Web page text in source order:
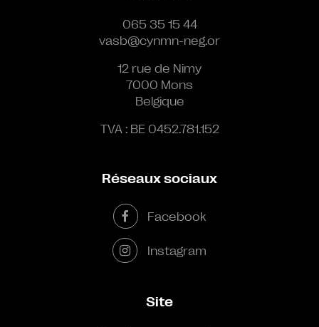
065 35 15 44
vasb@cynmn-neg.or
12 rue de Nimy
7000 Mons
Belgique
TVA : BE 0452.781.152
Réseaux sociaux
Facebook
Instagram
Site